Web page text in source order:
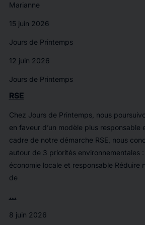
Marianne
15 juin 2026
Jours de Printemps
12 juin 2026
Jours de Printemps
RSE
Chez Jours de Printemps, nous
en faveur d’un modèle plus
cadre de notre démarche RSE, nous
autour de 3 priorités environnementales
économie locale et responsable Réduire
de
...
8 juin 2026